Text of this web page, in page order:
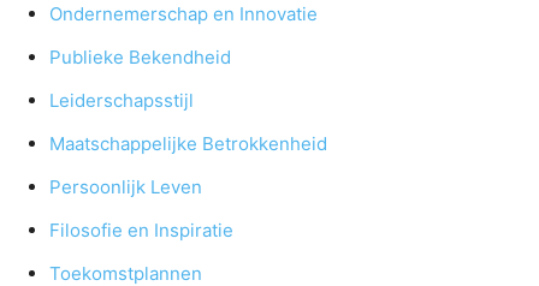
Ondernemerschap en Innovatie
Publieke Bekendheid
Leiderschapsstijl
Maatschappelijke Betrokkenheid
Persoonlijk Leven
Filosofie en Inspiratie
Toekomstplannen